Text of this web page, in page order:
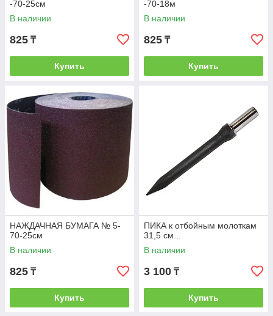
-70-25см
В наличии
825 ₸
Купить
-70-18м
В наличии
825 ₸
Купить
НАЖДАЧНАЯ БУМАГА № 5-
70-25см
В наличии
825 ₸
Купить
ПИКА к отбойным молоткам
31,5 см...
В наличии
3 100 ₸
Купить